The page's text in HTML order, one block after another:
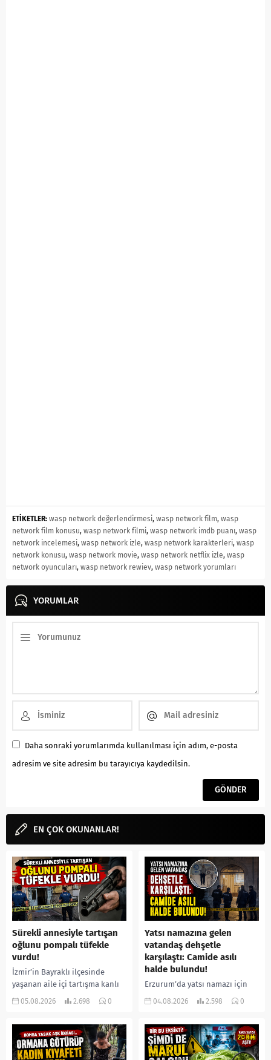
ETİKETLER: wasp network değerlendirmesi, wasp network film, wasp
network film konusu, wasp network filmi, wasp network imdb puanı, wasp
network incelemesi, wasp network izle, wasp network karakterleri, wasp
network konusu, wasp network movie, wasp network netflix izle, wasp
network oyuncuları, wasp network rewiev, wasp network yorumları
YORUMLAR
Daha sonraki yorumlarımda kullanılması için adım, e-posta
adresim ve site adresim bu tarayıcıya kaydedilsin.
EN ÇOK OKUNANLAR!
Sürekli annesiyle tartışan
oğlunu pompalı tüfekle
vurdu!
İzmir’in Bayraklı ilçesinde
yaşanan aile içi tartışma kanlı
bitti. İddiaya göre, uzun süredir
05.08.2026 2.698 0
Yatsı namazına gelen
vatandaş dehşetle
karşılaştı: Camide asılı
halde bulundu!
Erzurum’da yatsı namazı için
camiye gelen bir vatandaş,
yerine sevk edilen...
04.08.2026 2.598 0